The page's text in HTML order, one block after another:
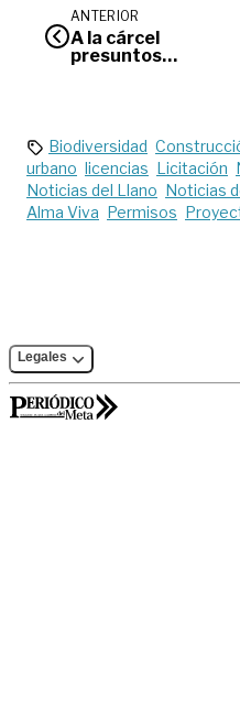
ANTERIOR
A la cárcel
presuntos
Biodiversidad
urbano licencias Licitación
Noticias del Llano Noticias
Alma Viva Permisos
Legales